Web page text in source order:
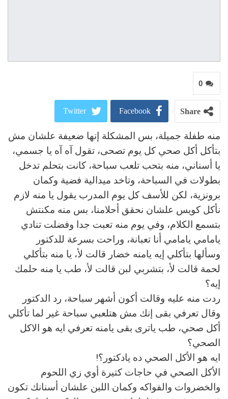
0
Share
Facebook
Twitter
Google+
ReddIt
WhatsApp
البريد الالكتروني
منه طفلة جميلة، بس المشكلة إنها ضعيفة علشان مش
بتأكل أكل صحي كل يوم تصحى، تقول آه آه يا جسمي،
يا أسناني، منه بتحب تلعب سباحة، كانت بتحلم تدخل
بطولات في السباحة، وتاخد ميدالية فضية وكمان
برونزية، لكن للأسف كل يوم المدرب يقول يا منه لازم
نأكل كويس علشان نحقق أحلامنا، بس منه مكنتش
بتسمع الكلام، وفي يوم منه تعبت جدا وفضلت تنادي
يامامي يامامي أنا تعبانة، وراحت بسرعة للدكتور
وسألها بتأكلي إيه يامنه خضار قالت لأ، يا منه بتأكلي
لحمة قالت لأ، بتشربي لبن قالت لأ، طب يا منه حلمك
إيه؟
ردت منه عليه وقالت أكون أشهر سباحة، رد الدكتور
وقال تعرفي بقى إنك مش هتلعبي سباحة غير لما تأكلي
أكل صحي، طب ياترى بقى يامنه تعرفي ايه هو الاكل
الصحي؟
ايه هو الأكل الصحي ده يادكتور؟!
الأكل الصحي في حاجات كتيرة أوي زي اللحوم
والخضروات والفواكه وكمان اللبن علشان أسنانك تكون